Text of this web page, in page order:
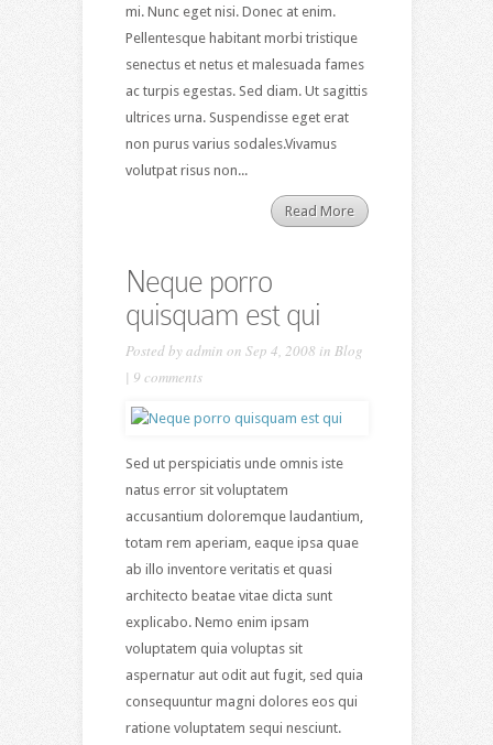
mi. Nunc eget nisi. Donec at enim.
Pellentesque habitant morbi tristique
senectus et netus et malesuada fames
ac turpis egestas. Sed diam. Ut sagittis
ultrices urna. Suspendisse eget erat
non purus varius sodales.Vivamus
volutpat risus non...
Read More
Neque porro
quisquam est qui
Posted byadmin on Sep 4, 2008 in Blog
| 9 comments
Sed ut perspiciatis unde omnis iste
natus error sit voluptatem
accusantium doloremque laudantium,
totam rem aperiam, eaque ipsa quae
ab illo inventore veritatis et quasi
architecto beatae vitae dicta sunt
explicabo. Nemo enim ipsam
voluptatem quia voluptas sit
aspernatur aut odit aut fugit, sed quia
consequuntur magni dolores eos qui
ratione voluptatem sequi nesciunt.